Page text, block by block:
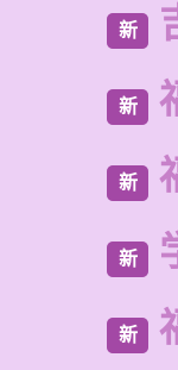
新
新
新
新
新